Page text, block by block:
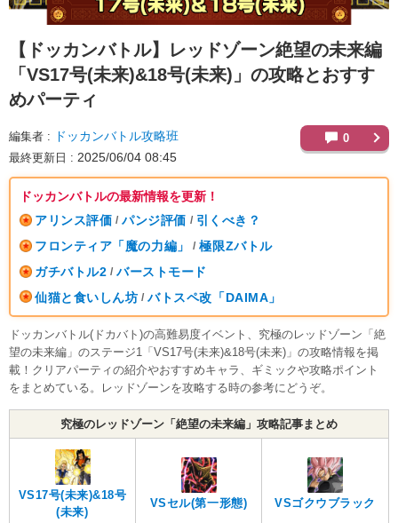
【ドッカンバトル】
レッドゾーン絶望の未来編
「VS17号(未来)&18号(未来)」の攻略とおすす
めパーティ
編集者 ドッカンバトル攻略班
最終更新日 2025/06/04 08:45
0
ドッカンバトルの最新情報を更新！
アリンス評価 / パンジ評価 / 引くべき？
フロンティア「魔の力編」
/ 極限Zバトル
ガチバトル2 / バーストモード
仙猫と食いしん坊 / バトスペ改「DAIMA」
ドッカンバトル(ドカバト)の高難易度イベント、究極のレッドゾーン「絶
望の未来編」のステージ1「VS17号(未来)&18号(未来)」の攻略情報を掲
載！クリアパーティの紹介やおすすめキャラ、ギミックや攻略ポイント
をまとめている。レッドゾーンを攻略する時の参考にどうぞ。
究極のレッドゾーン「絶望の未来編」攻略記事まとめ
VS17号(未来)&18号
(未来)
VSセル(第一形態) VSゴクウブラック